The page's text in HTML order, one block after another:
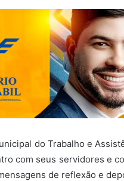
do Trabalho e
com seus servidores e
de reflexão e